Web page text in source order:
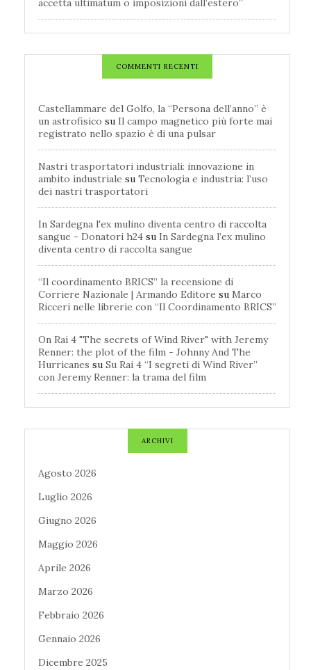
accetta ultimatum o imposizioni dall’estero”
COMMENTI RECENTI
Castellammare del Golfo, la “Persona dell’anno” è
un astrofisico su Il campo magnetico più forte mai
registrato nello spazio è di una pulsar
Nastri trasportatori industriali: innovazione in
ambito industriale su Tecnologia e industria: l’uso
dei nastri trasportatori
In Sardegna l'ex mulino diventa centro di raccolta
sangue - Donatori h24 su In Sardegna l’ex mulino
diventa centro di raccolta sangue
“Il coordinamento BRICS” la recensione di
Corriere Nazionale | Armando Editore su Marco
Ricceri nelle librerie con “Il Coordinamento BRICS”
On Rai 4 "The secrets of Wind River" with Jeremy
Renner: the plot of the film - Johnny And The
Hurricanes su Su Rai 4 “I segreti di Wind River”
con Jeremy Renner: la trama del film
ARCHIVI
Agosto 2026
Luglio 2026
Giugno 2026
Maggio 2026
Aprile 2026
Marzo 2026
Febbraio 2026
Gennaio 2026
Dicembre 2025